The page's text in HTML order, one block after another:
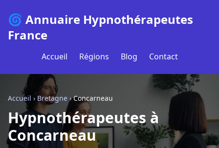
🌀 Annuaire Hypnothérapeutes
France
Accueil Régions Blog Contact
Accueil › Bretagne ›Concarneau
Hypnothérapeutes à
Concarneau